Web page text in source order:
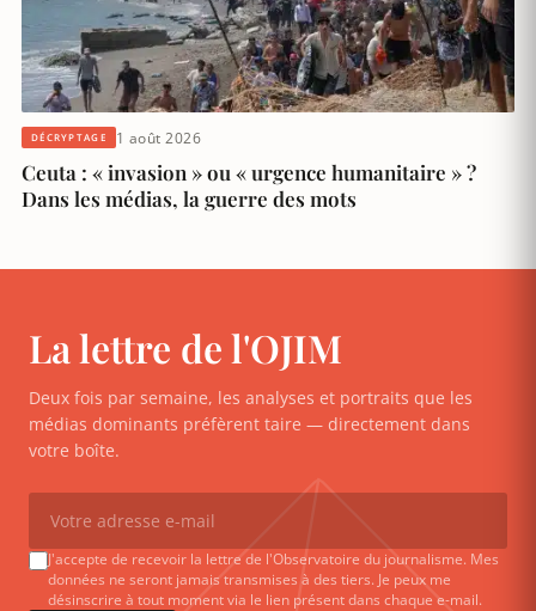
DÉCRYPTAGE 1 août 2026
Ceuta : « invasion » ou « urgence humanitaire » ?
Dans les médias, la guerre des mots
La lettre de l'OJIM
Deux fois par semaine, les analyses et portraits que les
médias dominants préfèrent taire — directement dans
votre boîte.
J'accepte de recevoir la lettre de l'Observatoire du journalisme. Mes
données ne seront jamais transmises à des tiers. Je peux me
désinscrire à tout moment via le lien présent dans chaque e-mail.